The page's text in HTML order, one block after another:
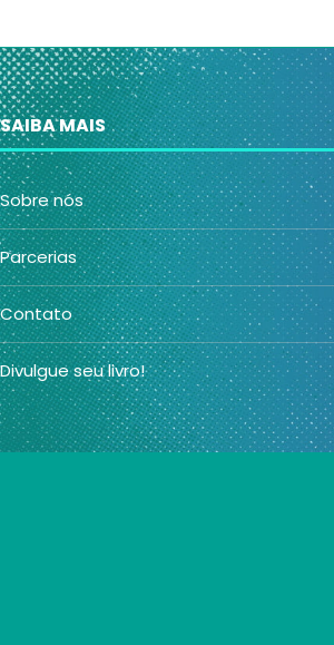
SAIBA MAIS
Sobre nós
Parcerias
Contato
Divulgue seu livro!